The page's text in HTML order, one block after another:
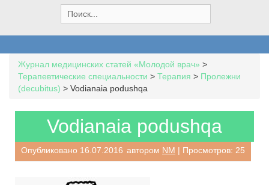
e
a
h
f
o
Журнал медицинских статей «Молодой врач» >
Терапевтические специальности > Терапия > Пролежни
(decubitus) > Vodianaia podushqa
Vodianaia podushqa
Опубликовано 16.07.2016 автором NM | Просмотров: 25